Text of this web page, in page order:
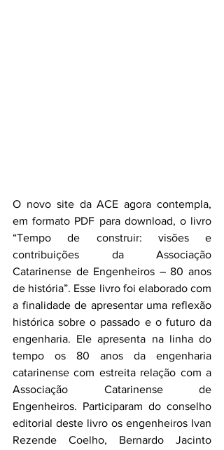
O novo site da ACE agora contempla,
em formato PDF para download, o livro
“Tempo de construir: visões e
contribuições da Associação
Catarinense de Engenheiros – 80 anos
de história”. Esse livro foi elaborado com
a finalidade de apresentar uma reflexão
histórica sobre o passado e o futuro da
engenharia. Ele apresenta na linha do
tempo os 80 anos da engenharia
catarinense com estreita relação com a
Associação Catarinense de
Engenheiros. Participaram do conselho
editorial deste livro os engenheiros Ivan
Rezende Coelho, Bernardo Jacinto